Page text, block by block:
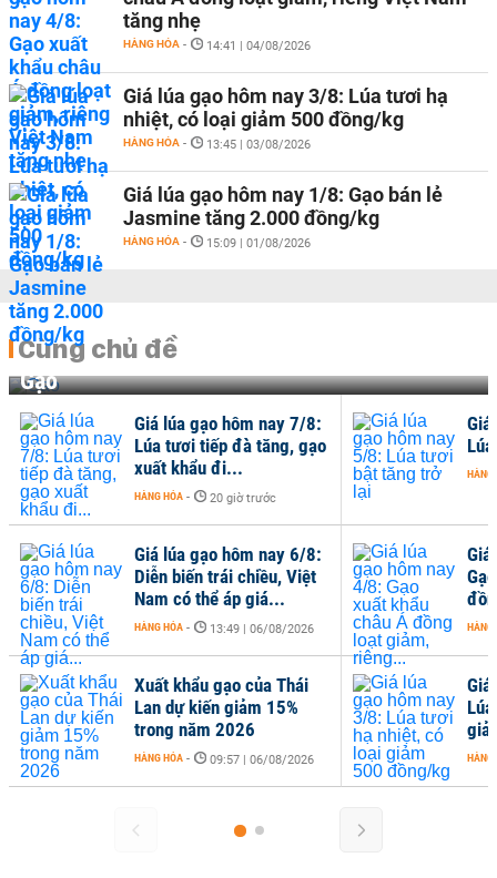
tăng nhẹ
HÀNG HÓA - 14:41 | 04/08/2026
Giá lúa gạo hôm nay 3/8: Lúa tươi hạ
nhiệt, có loại giảm 500 đồng/kg
HÀNG HÓA - 13:45 | 03/08/2026
Giá lúa gạo hôm nay 1/8: Gạo bán lẻ
Jasmine tăng 2.000 đồng/kg
HÀNG HÓA - 15:09 | 01/08/2026
Cùng chủ đề
Gạo
Giá lúa gạo hôm nay 7/8:
Lúa tươi tiếp đà tăng, gạo
xuất khẩu đi...
HÀNG HÓA - 20 giờ trước
Giá lúa gạo hôm nay 6/8:
Diễn biến trái chiều, Việt
Nam có thể áp giá...
HÀNG HÓA - 13:49 | 06/08/2026
Xuất khẩu gạo của Thái
Lan dự kiến giảm 15%
trong năm 2026
HÀNG HÓA - 09:57 | 06/08/2026
HÀNG
HÀNG
HÀNG